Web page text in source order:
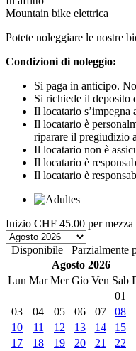
Mountain bike elettrica
Potete noleggiare le nostre
Condizioni di noleggio:
Si paga in anticipo.
Si richiede il deposito
Il locatario s’impegna
Il locatario è
riparare il pregiudizio
Il locatario non è
Il locatario è
Il locatario è
Inizio CHF 45.00 per
Disponibile Parzialmente
Agosto 2026
Lun Mar Mer Gio Ven Sab
01
03
04 05 06 07 08
10
11 12 13 14 15
17
18 19 20 21 22